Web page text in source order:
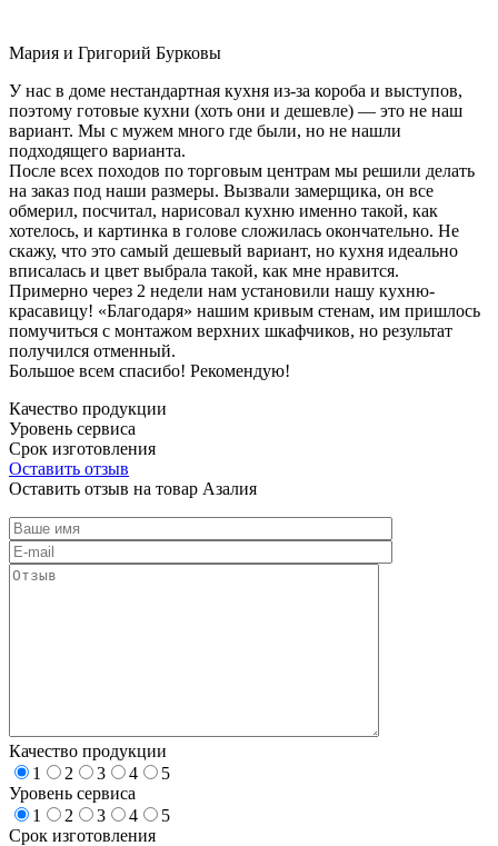
Мария и Григорий Бурковы
У нас в доме нестандартная кухня из-за короба и выступов,
поэтому готовые кухни (хоть они и дешевле) — это не наш
вариант. Мы с мужем много где были, но не нашли
подходящего варианта.
После всех походов по торговым центрам мы решили делать
на заказ под наши размеры. Вызвали замерщика, он все
обмерил, посчитал, нарисовал кухню именно такой, как
хотелось, и картинка в голове сложилась окончательно. Не
скажу, что это самый дешевый вариант, но кухня идеально
вписалась и цвет выбрала такой, как мне нравится.
Примерно через 2 недели нам установили нашу кухню-
красавицу! «Благодаря» нашим кривым стенам, им пришлось
помучиться с монтажом верхних шкафчиков, но результат
получился отменный.
Большое всем спасибо! Рекомендую!
Качество продукции
Уровень сервиса
Срок изготовления
Оставить отзыв
Оставить отзыв на товар Азалия
Качество продукции
1
2 3 4
5
Уровень сервиса
1
2 3 4
5
Срок изготовления